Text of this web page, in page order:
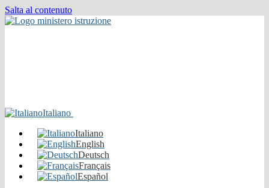
Salta al contenuto
Italiano
Italiano
English
Deutsch
Français
Español